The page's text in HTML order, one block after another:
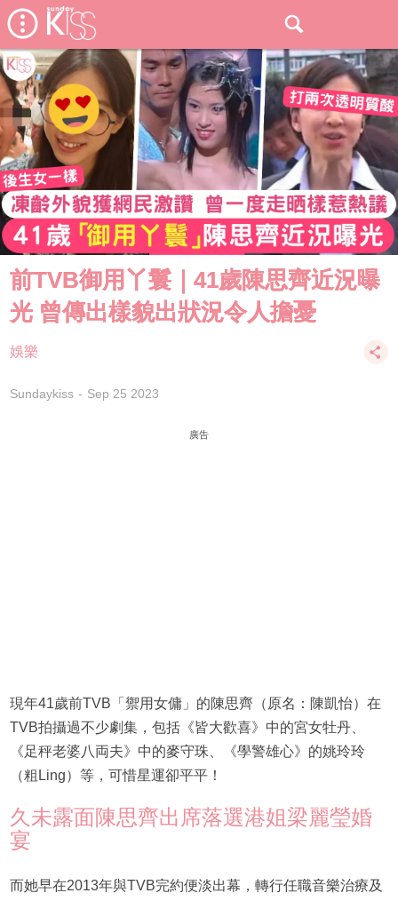
前TVB御用丫鬟｜41歲陳思齊近況曝
光 曾傳出樣貌出狀況令人擔憂
娛樂
Sundaykiss Sep 25 2023
廣告
現年41歲前TVB「禦用女傭」的陳思齊（原名：陳凱怡）在
TVB拍攝過不少劇集，包括《皆大歡喜》中的宮女牡丹、
《足秤老婆八両夫》中的麥守珠、《學警雄心》的姚玲玲
（粗Ling）等，可惜星運卻平平！
久未露面陳思齊出席落選港姐梁麗瑩婚
宴
而她早在2013年與TVB完約便淡出幕，轉行任職音樂治療及